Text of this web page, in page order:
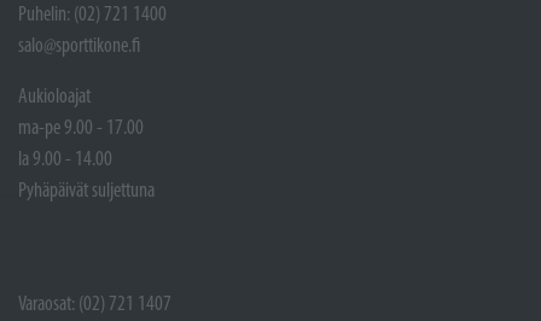
Puhelin: (02) 721 1400
salo@sporttikone.fi
Aukioloajat
ma-pe 9.00 - 17.00
la 9.00 - 14.00
Pyhäpäivät suljettuna
Varaosat: (02) 721 1407